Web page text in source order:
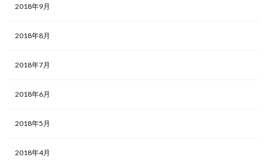
2018年9月
2018年8月
2018年7月
2018年6月
2018年5月
2018年4月